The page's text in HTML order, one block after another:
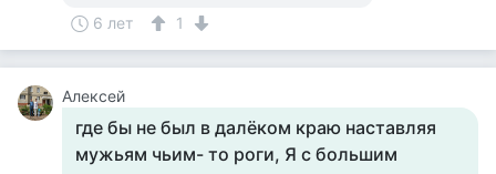
6 лет 1
Алексей
где бы не был в далёком краю наставляя
мужьям чьим- то роги, Я с большим